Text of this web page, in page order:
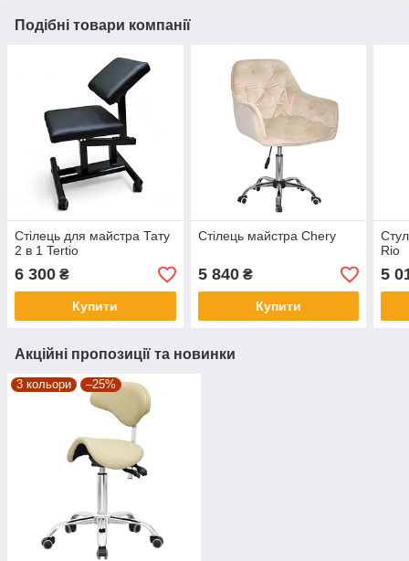
Подібні товари компанії
Стілець для майстра Тату
2 в 1 Tertio
6 300 ₴
Купити
Стілець майстра Chery
5 840₴
Купити
Rio
5
Акційні пропозиції та новинки
3 кольори –25%